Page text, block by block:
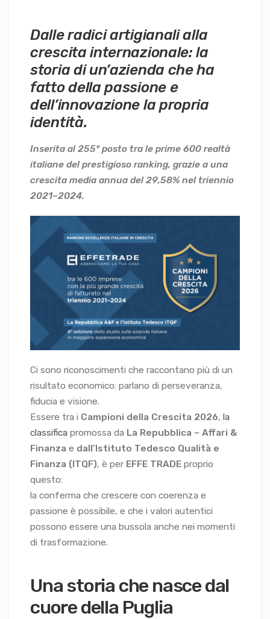
Dalle radici artigianali alla
crescita internazionale: la
storia di un’azienda che ha
fatto della passione e
dell’innovazione la propria
identità.
Inserita al 255° posto tra le prime 600 realtà
italiane del prestigioso ranking, grazie a una
crescita media annua del 29,58% nel triennio
2021–2024.
Ci sono riconoscimenti che raccontano più di un
risultato economico: parlano di perseveranza,
fiducia e visione.
Essere tra i Campioni della Crescita 2026, la
classifica promossa da La Repubblica – Affari &
Finanza e dall’Istituto Tedesco Qualità e
Finanza (ITQF), è per EFFE TRADE proprio
questo:
la conferma che crescere con coerenza e
passione è possibile, e che i valori autentici
possono essere una bussola anche nei momenti
di trasformazione.
Una storia che nasce dal
cuore della Puglia